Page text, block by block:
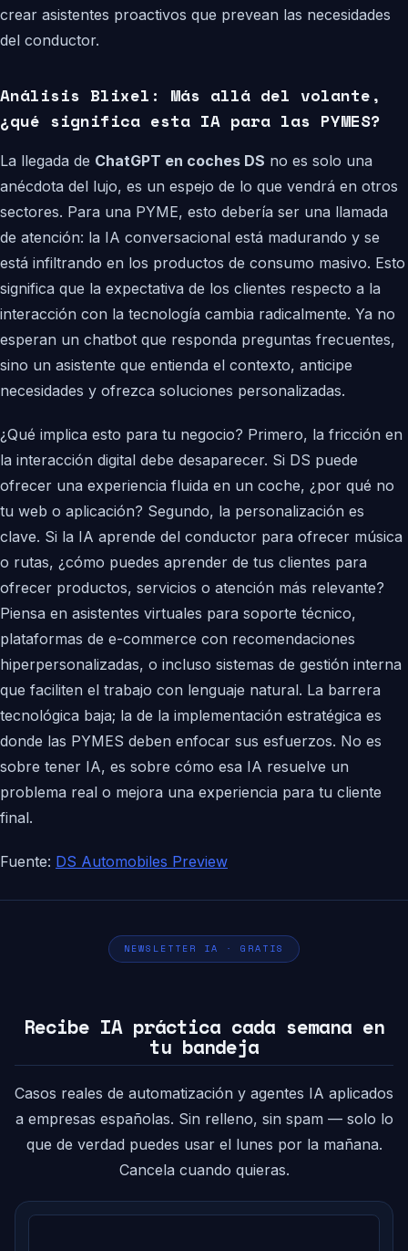
crear asistentes proactivos que prevean las necesidades
del conductor.
Análisis Blixel: Más allá del volante,
¿qué significa esta IA para las PYMES?
La llegada de ChatGPT en coches DS no es solo una
anécdota del lujo, es un espejo de lo que vendrá en otros
sectores. Para una PYME, esto debería ser una llamada
de atención: la IA conversacional está madurando y se
está infiltrando en los productos de consumo masivo. Esto
significa que la expectativa de los clientes respecto a la
interacción con la tecnología cambia radicalmente. Ya no
esperan un chatbot que responda preguntas frecuentes,
sino un asistente que entienda el contexto, anticipe
necesidades y ofrezca soluciones personalizadas.
¿Qué implica esto para tu negocio? Primero, la fricción en
la interacción digital debe desaparecer. Si DS puede
ofrecer una experiencia fluida en un coche, ¿por qué no
tu web o aplicación? Segundo, la personalización es
clave. Si la IA aprende del conductor para ofrecer música
o rutas, ¿cómo puedes aprender de tus clientes para
ofrecer productos, servicios o atención más relevante?
Piensa en asistentes virtuales para soporte técnico,
plataformas de e-commerce con recomendaciones
hiperpersonalizadas, o incluso sistemas de gestión interna
que faciliten el trabajo con lenguaje natural. La barrera
tecnológica baja; la de la implementación estratégica es
donde las PYMES deben enfocar sus esfuerzos. No es
sobre tener IA, es sobre cómo esa IA resuelve un
problema real o mejora una experiencia para tu cliente
final.
Fuente: DS Automobiles Preview
NEWSLETTER IA · GRATIS
Recibe IA práctica cada semana en
tu bandeja
Casos reales de automatización y agentes IA aplicados
a empresas españolas. Sin relleno, sin spam — solo lo
que de verdad puedes usar el lunes por la mañana.
Cancela cuando quieras.